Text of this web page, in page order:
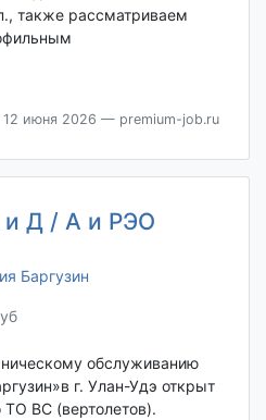
также рассматриваем
12 июня 2026 — premium-job.ru
и Д / А и РЭО
Баргузин
обслуживанию
г. Улан-Удэ открыт
ТО ВС (вертолетов).